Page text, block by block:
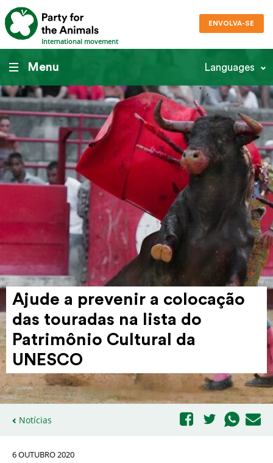
International movement
ENVOLVA-SE
Menu Languages
Ajude a prevenir a colocação
das touradas na lista do
Patrimônio Cultural da
UNESCO
Notícias
6 OUTUBRO 2020